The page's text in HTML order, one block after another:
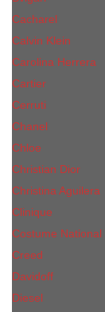
Cacharel
Calvin Klein
Carolina Herrera
Cartier
Cerruti
Сhanеl
Chloe
Christian Dior
Christina Aguilera
Сliniquе
Costume National
Creed
Davidoff
Diesel